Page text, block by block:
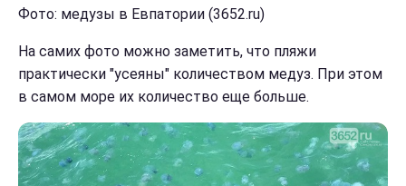
Фото: медузы в Евпатории (3652.ru)
На самих фото можно заметить, что пляжи
практически "усеяны" количеством медуз. При этом
в самом море их количество еще больше.